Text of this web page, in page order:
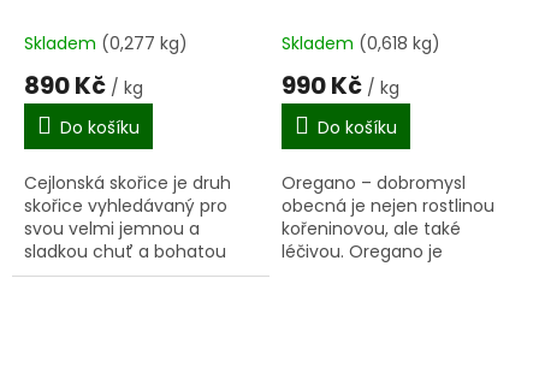
Skladem (0,277 kg)
890 Kč / kg
Do košíku
Cejlonská skořice je druh
skořice vyhledávaný pro
svou velmi jemnou a
sladkou chuť a bohatou
vůni. Je zároveň dražší, a
Skladem (0,618 kg)
990 Kč / kg
Do košíku
Oregano – dobromysl
obecná je nejen rostlinou
kořeninovou, ale také
léčivou. Oregano je